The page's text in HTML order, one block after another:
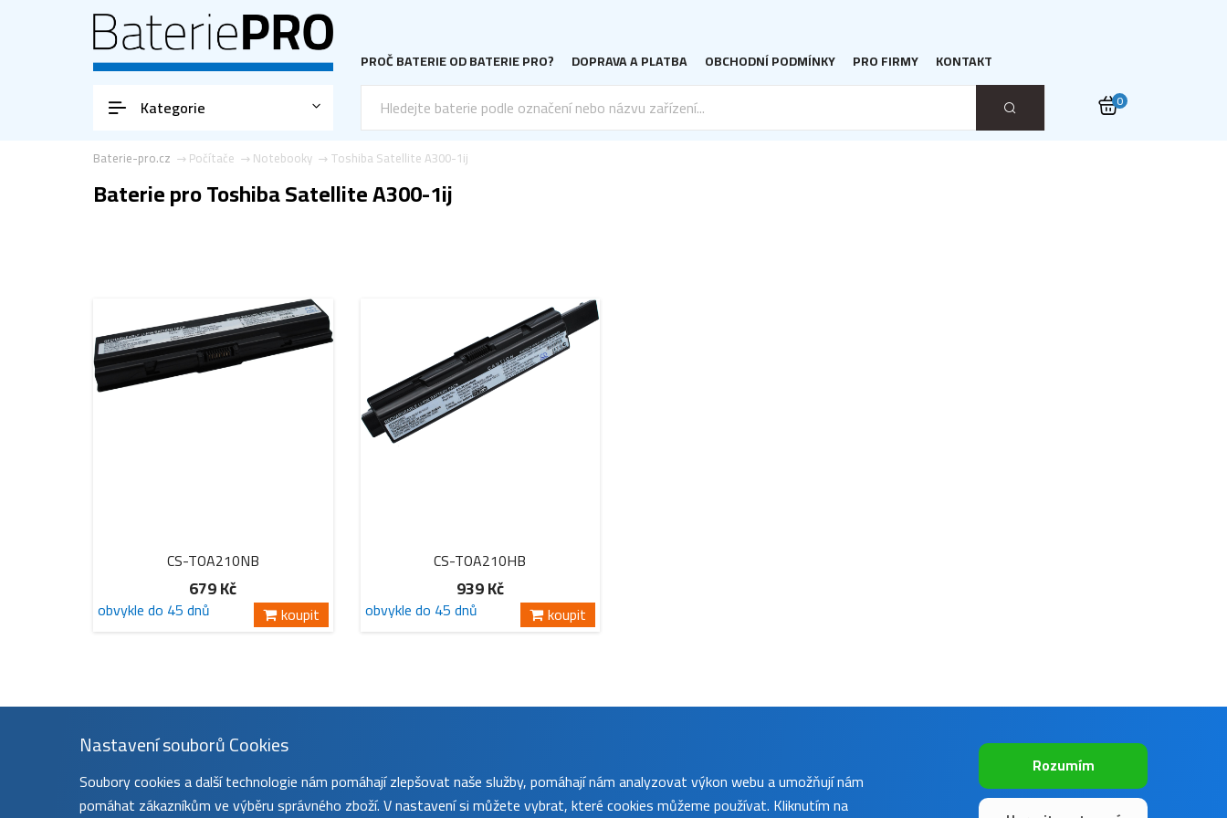
PROČ BATERIE OD BATERIE PRO? DOPRAVA A PLATBA OBCHODNÍ PODMÍNKY PRO FIRMY KONTAKT
Kategorie 0
Toshiba Satellite A300-1ij
Notebooky
Počítače
Baterie-pro.cz
Baterie pro Toshiba Satellite A300-1ij
CS-TOA210NB
679 Kč
obvykle do 45 dnů koupit
CS-TOA210HB
939 Kč
obvykle do 45 dnů koupit
Nastavení souborů Cookies
Soubory cookies a další technologie nám pomáhají zlepšovat naše služby, pomáhají nám analyzovat výkon webu a umožňují nám
pomáhat zákazníkům ve výběru správného zboží. V nastavení si můžete vybrat, které cookies můžeme používat. Kliknutím na
Rozumím